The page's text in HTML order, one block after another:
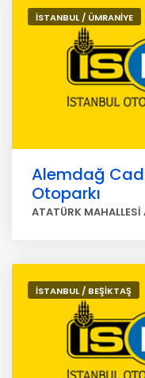
İSTANBUL / ÜMRANİYE
Alemdağ
Otoparkı
ATATÜRK
İSTANBUL / BEŞİKTAŞ